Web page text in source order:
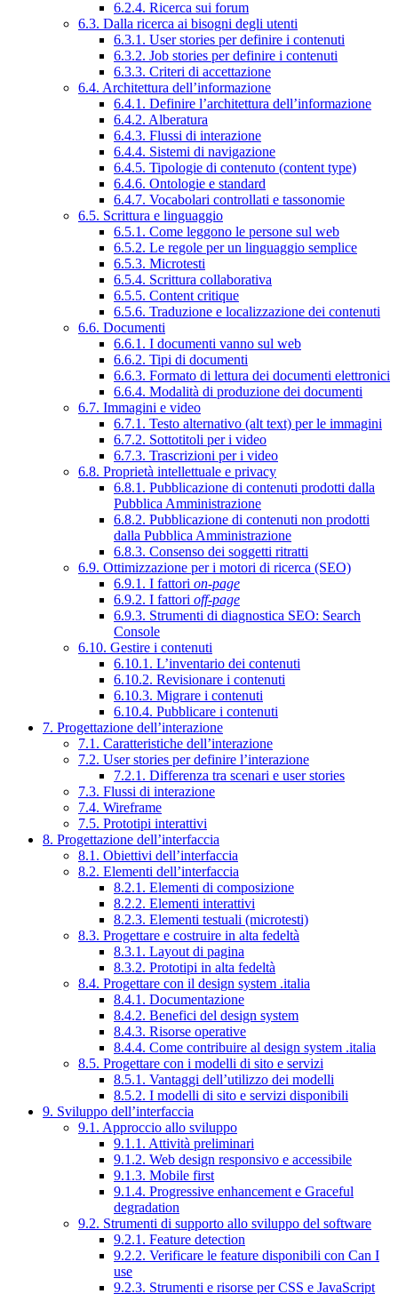
6.2.4. Ricerca sui forum
6.3. Dalla ricerca ai bisogni degli utenti
6.3.1. User stories per definire i contenuti
6.3.2. Job stories per definire i contenuti
6.3.3. Criteri di accettazione
6.4. Architettura dell’informazione
6.4.1. Definire l’architettura dell’informazione
6.4.2. Alberatura
6.4.3. Flussi di interazione
6.4.4. Sistemi di navigazione
6.4.5. Tipologie di contenuto (content type)
6.4.6. Ontologie e standard
6.4.7. Vocabolari controllati e tassonomie
6.5. Scrittura e linguaggio
6.5.1. Come leggono le persone sul web
6.5.2. Le regole per un linguaggio semplice
6.5.3. Microtesti
6.5.4. Scrittura collaborativa
6.5.5. Content critique
6.5.6. Traduzione e localizzazione dei contenuti
6.6. Documenti
6.6.1. I documenti vanno sul web
6.6.2. Tipi di documenti
6.6.3. Formato di lettura dei documenti elettronici
6.6.4. Modalità di produzione dei documenti
6.7. Immagini e video
6.7.1. Testo alternativo (alt text) per le immagini
6.7.2. Sottotitoli per i video
6.7.3. Trascrizioni per i video
6.8. Proprietà intellettuale e privacy
6.8.1. Pubblicazione di contenuti prodotti dalla
Pubblica Amministrazione
6.8.2. Pubblicazione di contenuti non prodotti
dalla Pubblica Amministrazione
6.8.3. Consenso dei soggetti ritratti
6.9. Ottimizzazione per i motori di ricerca (SEO)
6.9.1. I fattori on-page
6.9.2. I fattori off-page
6.9.3. Strumenti di diagnostica SEO: Search
Console
6.10. Gestire i contenuti
6.10.1. L’inventario dei contenuti
6.10.2. Revisionare i contenuti
6.10.3. Migrare i contenuti
6.10.4. Pubblicare i contenuti
7. Progettazione dell’interazione
7.1. Caratteristiche dell’interazione
7.2. User stories per definire l’interazione
7.2.1. Differenza tra scenari e user stories
7.3. Flussi di interazione
7.4. Wireframe
7.5. Prototipi interattivi
8. Progettazione dell’interfaccia
8.1. Obiettivi dell’interfaccia
8.2. Elementi dell’interfaccia
8.2.1. Elementi di composizione
8.2.2. Elementi interattivi
8.2.3. Elementi testuali (microtesti)
8.3. Progettare e costruire in alta fedeltà
8.3.1. Layout di pagina
8.3.2. Prototipi in alta fedeltà
8.4. Progettare con il design system .italia
8.4.1. Documentazione
8.4.2. Benefici del design system
8.4.3. Risorse operative
8.4.4. Come contribuire al design system .italia
8.5. Progettare con i modelli di sito e servizi
8.5.1. Vantaggi dell’utilizzo dei modelli
8.5.2. I modelli di sito e servizi disponibili
9. Sviluppo dell’interfaccia
9.1. Approccio allo sviluppo
9.1.1. Attività preliminari
9.1.2. Web design responsivo e accessibile
9.1.3. Mobile first
9.1.4. Progressive enhancement e Graceful
degradation
9.2. Strumenti di supporto allo sviluppo del software
9.2.1. Feature detection
9.2.2. Verificare le feature disponibili con Can I
use
9.2.3. Strumenti e risorse per CSS e JavaScript